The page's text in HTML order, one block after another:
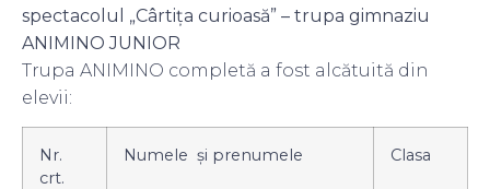
spectacolul „Cârtița curioasă” – trupa gimnaziu
ANIMINO JUNIOR
Trupa ANIMINO completă a fost alcătuită din
elevii:
Nr.
crt.
Numele şi prenumele Clasa